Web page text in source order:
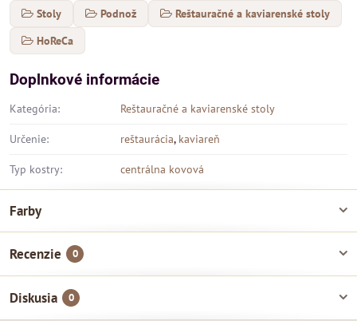
Stoly Podnož
Reštauračné a kaviarenské stoly
HoReCa
Doplnkové informácie
Kategória: Reštauračné a kaviarenské stoly
Určenie: reštaurácia, kaviareň
Typ kostry: centrálna kovová
Farby
Recenzie 0
Diskusia 0